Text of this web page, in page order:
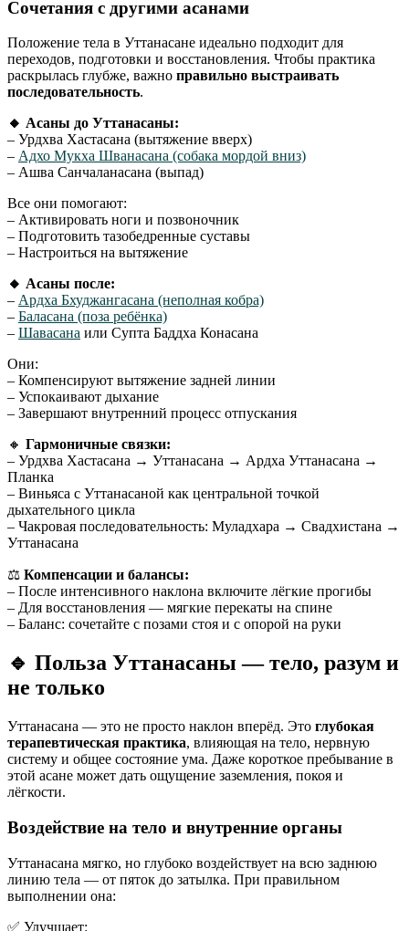
Сочетания с другими асанами
Положение тела в Уттанасане идеально подходит для
переходов, подготовки и восстановления. Чтобы практика
раскрылась глубже, важно правильно выстраивать
последовательность.
🔸 Асаны до Уттанасаны:
– Урдхва Хастасана (вытяжение вверх)
– Адхо Мукха Шванасана (собака мордой вниз)
– Ашва Санчаланасана (выпад)
Все они помогают:
– Активировать ноги и позвоночник
– Подготовить тазобедренные суставы
– Настроиться на вытяжение
🔸 Асаны после:
– Ардха Бхуджангасана (неполная кобра)
– Баласана (поза ребёнка)
– Шавасана или Супта Баддха Конасана
Они:
– Компенсируют вытяжение задней линии
– Успокаивают дыхание
– Завершают внутренний процесс отпускания
🔸 Гармоничные связки:
– Урдхва Хастасана → Уттанасана → Ардха Уттанасана →
Планка
– Виньяса с Уттанасаной как центральной точкой
дыхательного цикла
– Чакровая последовательность: Муладхара → Свадхистана →
Уттанасана
⚖️ Компенсации и балансы:
– После интенсивного наклона включите лёгкие прогибы
– Для восстановления — мягкие перекаты на спине
– Баланс: сочетайте с позами стоя и с опорой на руки
🔹 Польза Уттанасаны — тело, разум и
не только
Уттанасана — это не просто наклон вперёд. Это глубокая
терапевтическая практика, влияющая на тело, нервную
систему и общее состояние ума. Даже короткое пребывание в
этой асане может дать ощущение заземления, покоя и
лёгкости.
Воздействие на тело и внутренние органы
Уттанасана мягко, но глубоко воздействует на всю заднюю
линию тела — от пяток до затылка. При правильном
выполнении она:
✅ Улучшает: